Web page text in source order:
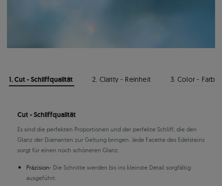
1. Cut - Schliffqualität 2. Clarity - Reinheit 3. Color - Farbe
Cut - Schliffqualität
Es sind die perfekten Proportionen und der perfekte Schliff, die den
Glanz der Diamanten zur Geltung bringen. Jede Facette des Edelsteins
sorgt für einen noch schöneren Glanz.
Präzision- Die Schnitte werden bis ins kleinste Detail sorgfältig
ausgeführt.